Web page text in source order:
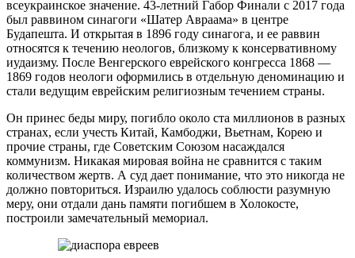
всеукраинское значение. 43-летний Габор Финали с 2017 года
был раввином синагоги «Шатер Авраама» в центре
Будапешта. И открытая в 1896 году синагога, и ее раввин
относятся к течению неологов, близкому к консервативному
иудаизму. После Венгерского еврейского конгресса 1868 —
1869 годов неологи оформились в отдельную деноминацию и
стали ведущим еврейским религиозным течением страны.
Он принес беды миру, погибло около ста миллионов в разных
странах, если учесть Китай, Камбоджи, Вьетнам, Корею и
прочие страны, где Советским Союзом насаждался
коммунизм. Никакая мировая война не сравнится с таким
количеством жертв. А суд дает понимание, что это никогда не
должно повториться. Израилю удалось соблюсти разумную
меру, они отдали дань памяти погибшем в Холокосте,
построили замечательный мемориал.